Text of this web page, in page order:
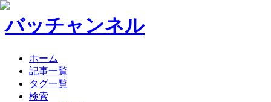
バッチャンネル
ホーム
記事一覧
タグ一覧
検索